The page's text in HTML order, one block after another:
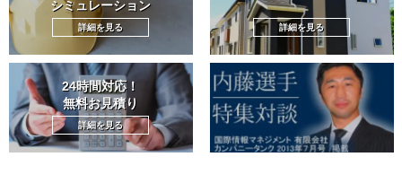
シミュレーション
詳細を見る 詳細を見る
24時間対応！
無料お見積り
詳細を見る